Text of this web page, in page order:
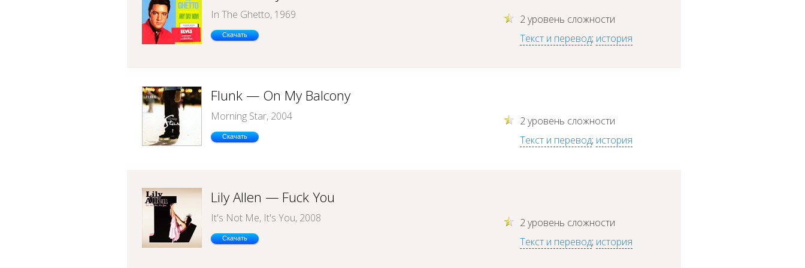
In The Ghetto, 1969
Скачать
2 уровень сложности
Текст и перевод; история
Flunk — On My Balcony
Morning Star, 2004
Скачать
2 уровень сложности
Текст и перевод; история
Lily Allen — Fuck You
It's Not Me, It's You, 2008
Скачать
2 уровень сложности
Текст и перевод; история